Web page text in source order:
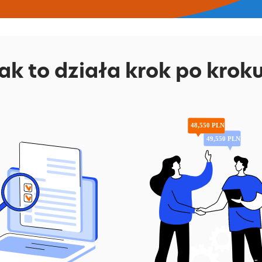
to działa krok po